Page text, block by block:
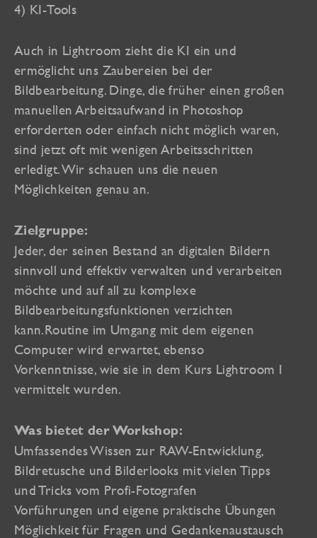
4) KI-Tools
Auch in Lightroom zieht die KI ein und
ermöglicht uns Zaubereien bei der
Bildbearbeitung. Dinge, die früher einen großen
manuellen Arbeitsaufwand in Photoshop
erforderten oder einfach nicht möglich waren,
sind jetzt oft mit wenigen Arbeitsschritten
erledigt. Wir schauen uns die neuen
Möglichkeiten genau an.
Zielgruppe:
Jeder, der seinen Bestand an digitalen Bildern
sinnvoll und effektiv verwalten und verarbeiten
möchte und auf all zu komplexe
Bildbearbeitungsfunktionen verzichten
kann.Routine im Umgang mit dem eigenen
Computer wird erwartet, ebenso
Vorkenntnisse, wie sie in dem Kurs Lightroom I
vermittelt wurden.
Was bietet der Workshop:
Umfassendes Wissen zur RAW-Entwicklung,
Bildretusche und Bilderlooks mit vielen Tipps
und Tricks vom Profi-Fotografen
Vorführungen und eigene praktische Übungen
Möglichkeit für Fragen und Gedankenaustausch